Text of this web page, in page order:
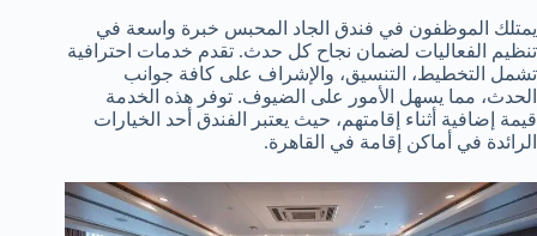
يمتلك الموظفون في فندق الجاد المحبس خبرة واسعة في
تنظيم الفعاليات لضمان نجاح كل حدث. تقدم خدمات احترافية
تشمل التخطيط، التنسيق، والإشراف على كافة جوانب
الحدث، مما يسهل الأمور على الضيوف. توفر هذه الخدمة
قيمة إضافية أثناء إقامتهم، حيث يعتبر الفندق أحد الخيارات
الرائدة في أماكن إقامة في القاهرة.